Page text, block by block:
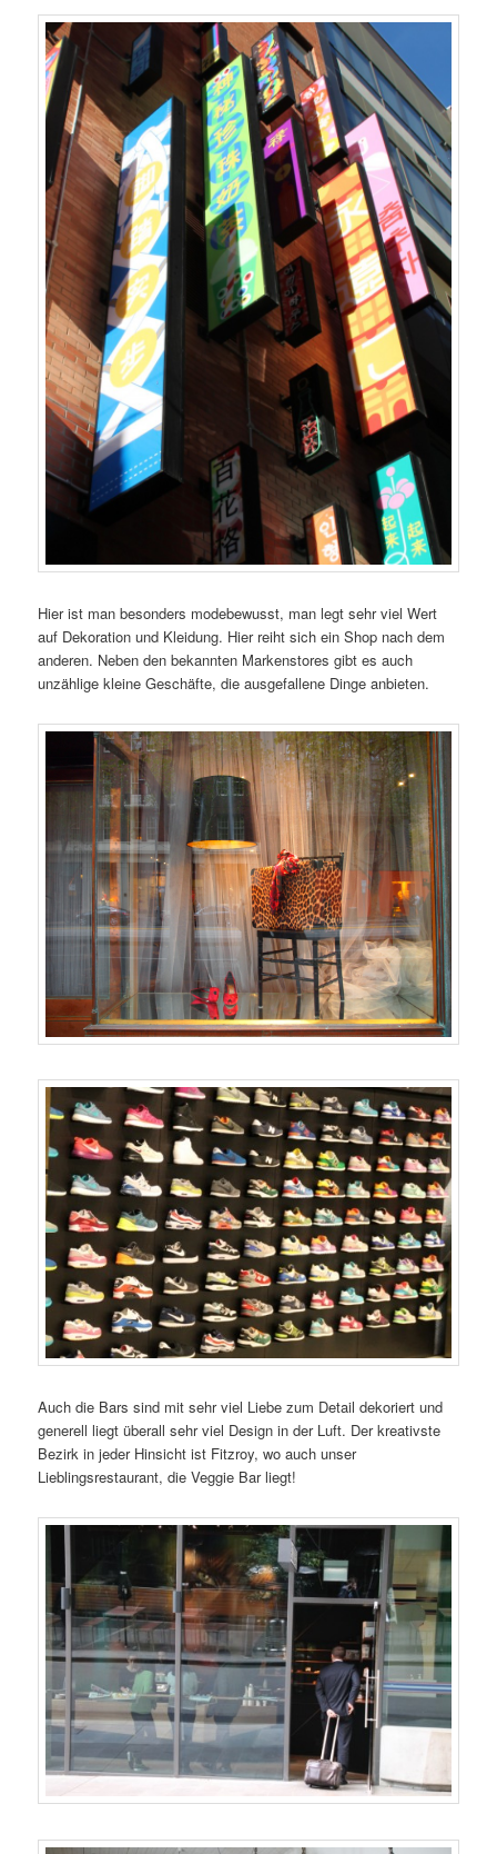
Hier ist man besonders modebewusst, man legt sehr viel Wert
auf Dekoration und Kleidung. Hier reiht sich ein Shop nach dem
anderen. Neben den bekannten Markenstores gibt es auch
unzählige kleine Geschäfte, die ausgefallene Dinge anbieten.
Auch die Bars sind mit sehr viel Liebe zum Detail dekoriert und
generell liegt überall sehr viel Design in der Luft. Der kreativste
Bezirk in jeder Hinsicht ist Fitzroy, wo auch unser
Lieblingsrestaurant, die Veggie Bar liegt!